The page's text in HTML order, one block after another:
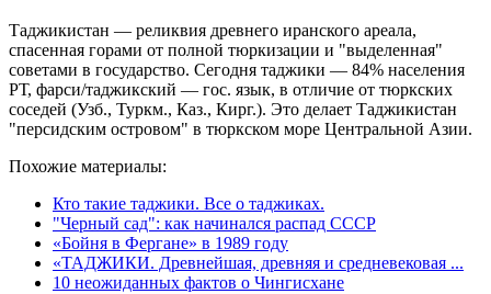
Таджикистан — реликвия древнего иранского ареала,
спасенная горами от полной тюркизации и "выделенная"
советами в государство. Сегодня таджики — 84% населения
РТ, фарси/таджикский — гос. язык, в отличие от тюркских
соседей (Узб., Туркм., Каз., Кирг.). Это делает Таджикистан
"персидским островом" в тюркском море Центральной Азии.
Похожие материалы:
Кто такие таджики. Все о таджиках.
"Черный сад": как начинался распад СССР
«Бойня в Фергане» в 1989 году
«ТАДЖИКИ. Древнейшая, древняя и средневековая ...
10 неожиданных фактов о Чингисхане